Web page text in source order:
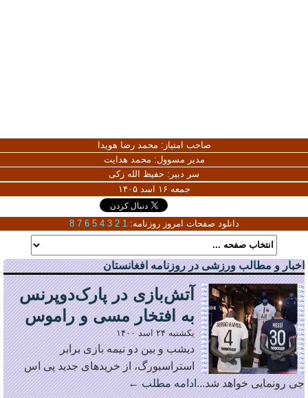
صاحب امتیاز: محمد رضا هویدا
مدیر مسوول: محمد هدایت
سر دبیر: حفیظ الله زکی
جمعه ۱۶ اسد ۱۴۰۵
دانلود صفحات امروز روزنامه: 1
2
3
4
5
6
7
8
اخبار و مطالب ورزشی در روزنامه افغانستان
آتش‌بازی در پارک‌دوپرنس
به افتخار مسی و راموس
یکشنبه ۲۴ اسد ۱۴۰۰
دیشب و بین دو نیمه بازی برابر
استراسبورگ، از خریدهای جدید پی اس
جی رونمایی خواهد شد...ادامه مطلب ←